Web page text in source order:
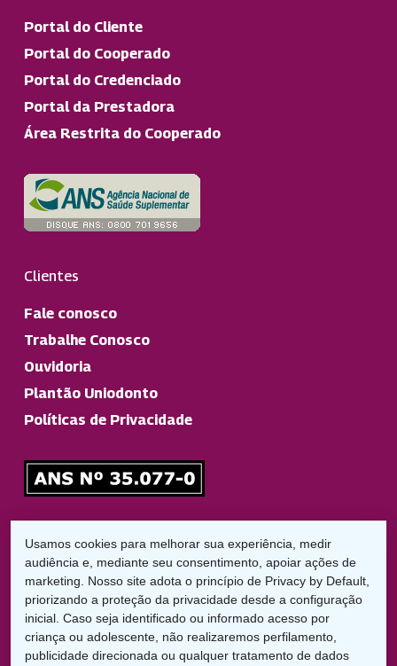
Portal do Cliente
Portal do Cooperado
Portal do Credenciado
Portal da Prestadora
Área Restrita do Cooperado
Clientes
Fale conosco
Trabalhe Conosco
Ouvidoria
Plantão Uniodonto
Políticas de Privacidade
Responsável Técnico
Dr. Diego Garbelini Lorena
CRO/PR: 21826
LGPD:
Encarregado de Proteção de Dados
Usamos cookies para melhorar sua experiência, medir
audiência e, mediante seu consentimento, apoiar ações de
marketing. Nosso site adota o princípio de Privacy by Default,
priorizando a proteção da privacidade desde a configuração
inicial. Caso seja identificado ou informado acesso por
criança ou adolescente, não realizaremos perfilamento,
publicidade direcionada ou qualquer tratamento de dados